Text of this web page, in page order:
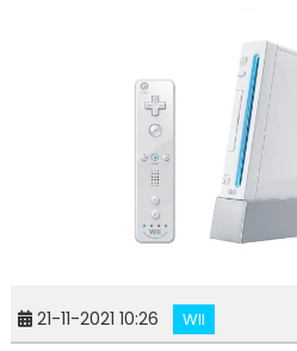
21-11-2021 10:26 WII